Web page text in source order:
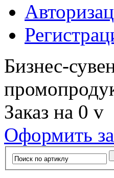
Бизнес-
Заказ на 0 v
Оформить